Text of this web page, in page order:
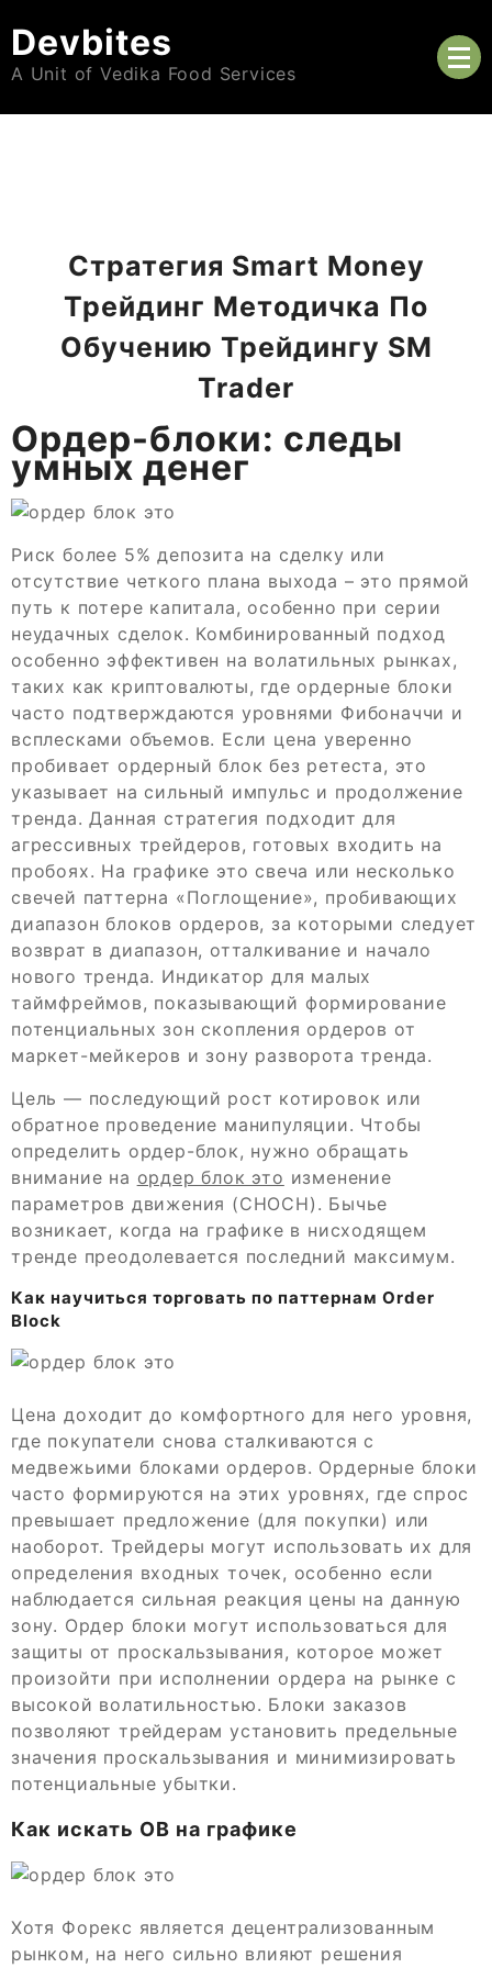
content
Devbites
A Unit of Vedika Food Services
Стратегия Smart Money
Трейдинг Методичка По
Обучению Трейдингу SM
Trader
Ордер-блоки: следы
умных денег
Риск более 5% депозита на сделку или
отсутствие четкого плана выхода – это прямой
путь к потере капитала, особенно при серии
неудачных сделок. Комбинированный подход
особенно эффективен на волатильных рынках,
таких как криптовалюты, где ордерные блоки
часто подтверждаются уровнями Фибоначчи и
всплесками объемов. Если цена уверенно
пробивает ордерный блок без ретеста, это
указывает на сильный импульс и продолжение
тренда. Данная стратегия подходит для
агрессивных трейдеров, готовых входить на
пробоях. На графике это свеча или несколько
свечей паттерна «Поглощение», пробивающих
диапазон блоков ордеров, за которыми следует
возврат в диапазон, отталкивание и начало
нового тренда. Индикатор для малых
таймфреймов, показывающий формирование
потенциальных зон скопления ордеров от
маркет-мейкеров и зону разворота тренда.
Цель — последующий рост котировок или
обратное проведение манипуляции. Чтобы
определить ордер-блок, нужно обращать
внимание на ордер блок это изменение
параметров движения (CHOCH). Бычье
возникает, когда на графике в нисходящем
тренде преодолевается последний максимум.
Как научиться торговать по паттернам Order
Block
Цена доходит до комфортного для него уровня,
где покупатели снова сталкиваются с
медвежьими блоками ордеров. Ордерные блоки
часто формируются на этих уровнях, где спрос
превышает предложение (для покупки) или
наоборот. Трейдеры могут использовать их для
определения входных точек, особенно если
наблюдается сильная реакция цены на данную
зону. Ордер блоки могут использоваться для
защиты от проскальзывания, которое может
произойти при исполнении ордера на рынке с
высокой волатильностью. Блоки заказов
позволяют трейдерам установить предельные
значения проскальзывания и минимизировать
потенциальные убытки.
Как искать OB на графике
Хотя Форекс является децентрализованным
рынком, на него сильно влияют решения